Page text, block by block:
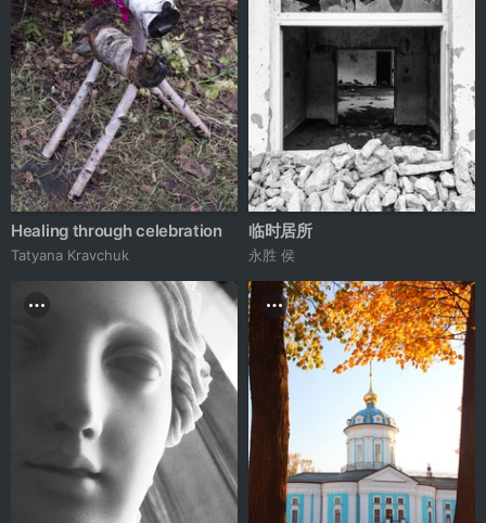
Healing through celebration
Tatyana Kravchuk
临时居所
永胜 侯